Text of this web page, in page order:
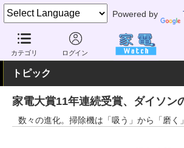
Powered by
カテゴリ ログイン
家電 Watch 生活家電 掃除機 スティッ
トピック
家電大賞11年連続受賞、ダイソン
数々の進化。掃除機は「吸う」から「磨く